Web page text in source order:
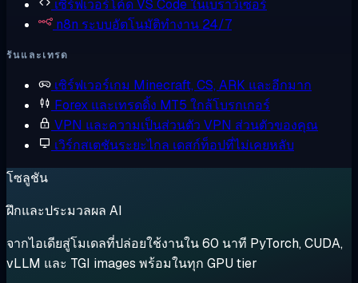
เซิร์ฟเวอร์โค้ดVS Code ในเบราว์เซอร์
n8n ระบบอัตโนมัติทำงาน 24/7
รันและเทรด
เซิร์ฟเวอร์เกม Minecraft, CS, ARK และอีกมาก
Forex และเทรดดิ้ง MT5 ใกล้โบรกเกอร์
VPN และความเป็นส่วนตัว VPN ส่วนตัวของคุณ
เวิร์กสเตชันระยะไกล เดสก์ท็อปที่ไม่เคยหลับ
โซลูชัน
ฝึกและประมวลผล AI
จากไอเดียสู่โมเดลที่ปล่อยใช้งานใน 60 นาที PyTorch, CUDA,
vLLM และ TGI images พร้อมในทุก GPU tier